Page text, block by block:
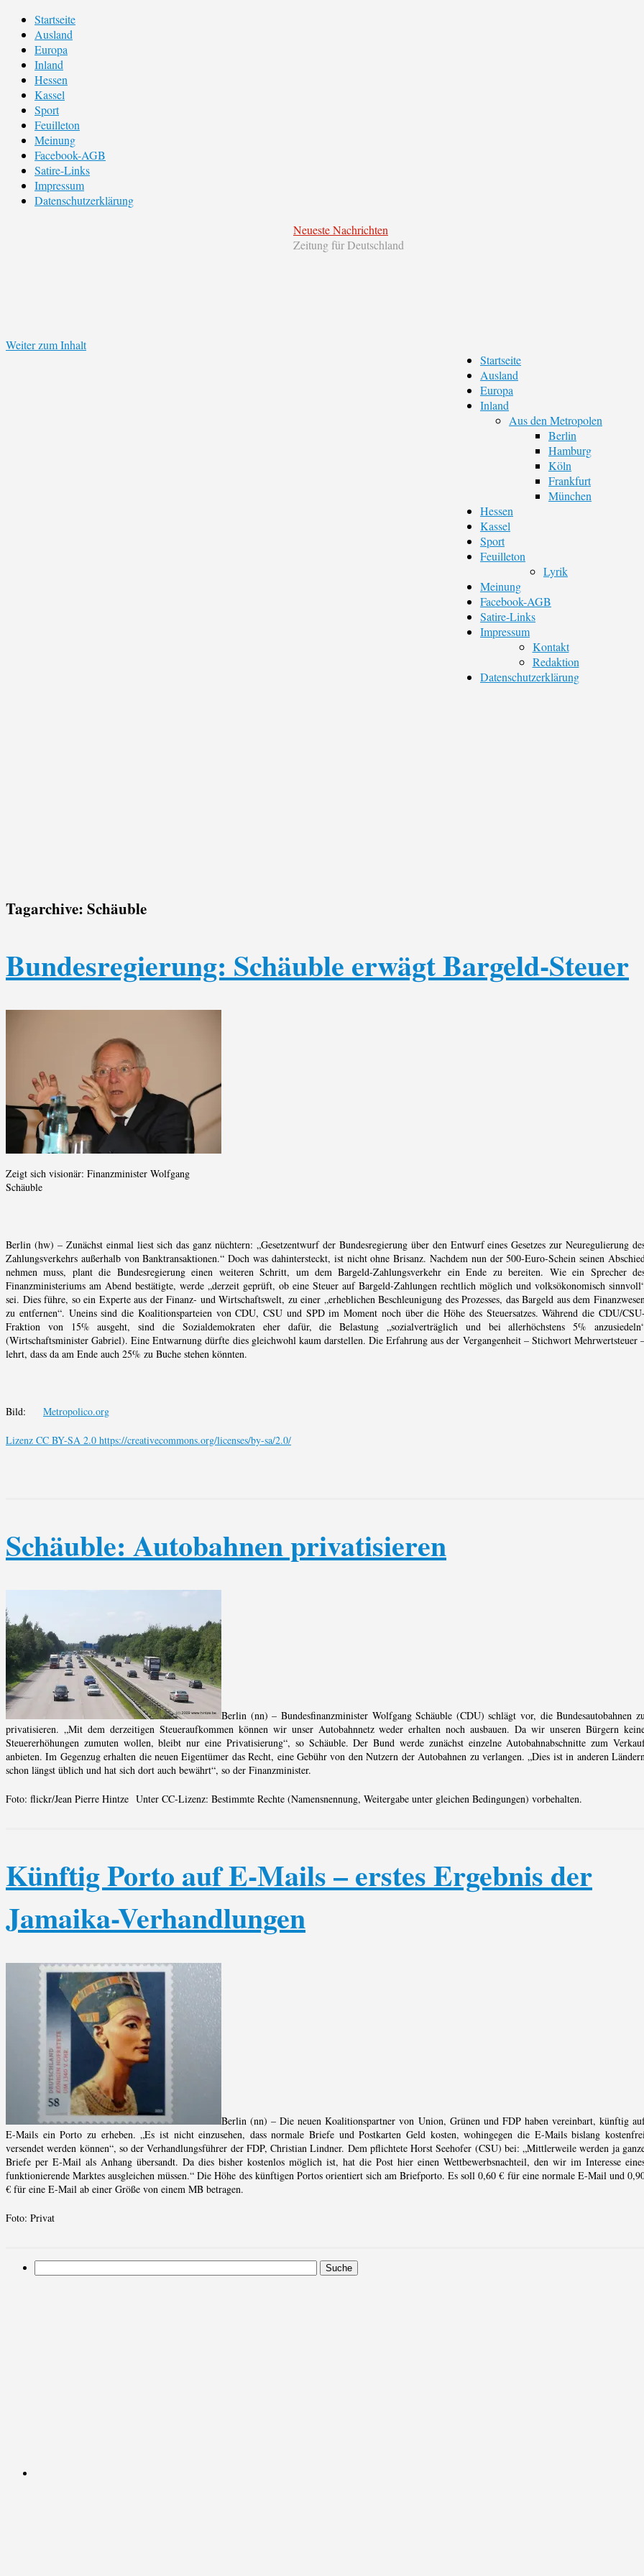
Startseite
Ausland
Europa
Inland
Hessen
Kassel
Sport
Feuilleton
Meinung
Facebook-AGB
Satire-Links
Impressum
Datenschutzerklärung
Neueste Nachrichten
Zeitung für Deutschland
Weiter zum Inhalt
Startseite
Ausland
Europa
Inland
Aus den Metropolen
Berlin
Hamburg
Köln
Frankfurt
München
Hessen
Kassel
Sport
Feuilleton
Lyrik
Meinung
Facebook-AGB
Satire-Links
Impressum
Kontakt
Redaktion
Datenschutzerklärung
Tagarchive: Schäuble
Bundesregierung: Schäuble erwägt Bargeld-Steuer
Zeigt sich visionär: Finanzminister Wolfgang
Schäuble
Berlin (hw) – Zunächst einmal liest sich das ganz nüchtern: „Gesetzentwurf der Bundesregierung über den Entwurf eines Gesetzes zur Neuregulierung
Zahlungsverkehrs außerhalb von Banktransaktionen.“ Doch was dahintersteckt, ist nicht ohne Brisanz. Nachdem nun der 500-Euro-Schein seinen Abschied
nehmen muss, plant die Bundesregierung einen weiteren Schritt, um dem Bargeld-Zahlungsverkehr ein Ende zu bereiten. Wie ein Sprecher
Finanzministeriums am Abend bestätigte, werde „derzeit geprüft, ob eine Steuer auf Bargeld-Zahlungen rechtlich möglich und volksökonomisch
sei. Dies führe, so ein Experte aus der Finanz- und Wirtschaftswelt, zu einer „erheblichen Beschleunigung des Prozesses, das Bargeld aus dem Finanzwesen
zu entfernen“. Uneins sind die Koalitionsparteien von CDU, CSU und SPD im Moment noch über die Höhe des Steuersatzes. Während die CDU/CSU-
Fraktion von 15% ausgeht, sind die Sozialdemokraten eher dafür, die Belastung „sozialverträglich und bei allerhöchstens 5%
(Wirtschaftsminister Gabriel). Eine Entwarnung dürfte dies gleichwohl kaum darstellen. Die Erfahrung aus der Vergangenheit – Stichwort Mehrwertsteuer
lehrt, dass da am Ende auch 25% zu Buche stehen könnten.
Bild: Metropolico.org
Lizenz CC BY-SA 2.0 https://creativecommons.org/licenses/by-sa/2.0/
Schäuble: Autobahnen privatisieren
Berlin (nn) – Bundesfinanzminister Wolfgang Schäuble (CDU) schlägt vor, die Bundesautobahnen
privatisieren. „Mit dem derzeitigen Steueraufkommen können wir unser Autobahnnetz weder erhalten noch ausbauen. Da wir unseren Bürgern
Steuererhöhungen zumuten wollen, bleibt nur eine Privatisierung“, so Schäuble. Der Bund werde zunächst einzelne Autobahnabschnitte zum
anbieten. Im Gegenzug erhalten die neuen Eigentümer das Recht, eine Gebühr von den Nutzern der Autobahnen zu verlangen. „Dies ist in anderen
schon längst üblich und hat sich dort auch bewährt“, so der Finanzminister.
Foto: flickr/Jean Pierre Hintze Unter CC-Lizenz: Bestimmte Rechte (Namensnennung, Weitergabe unter gleichen Bedingungen) vorbehalten.
Künftig Porto auf E-Mails – erstes Ergebnis der
Jamaika-Verhandlungen
Berlin (nn) – Die neuen Koalitionspartner von Union, Grünen und FDP haben vereinbart, künftig
E-Mails ein Porto zu erheben. „Es ist nicht einzusehen, dass normale Briefe und Postkarten Geld kosten, wohingegen die E-Mails bislang kostenfrei
versendet werden können“, so der Verhandlungsführer der FDP, Christian Lindner. Dem pflichtete Horst Seehofer (CSU) bei: „Mittlerweile werden ja
Briefe per E-Mail als Anhang übersandt. Da dies bisher kostenlos möglich ist, hat die Post hier einen Wettbewerbsnachteil, den wir im Interesse
funktionierende Marktes ausgleichen müssen.“ Die Höhe des künftigen Portos orientiert sich am Briefporto. Es soll 0,60 € für eine normale E-Mail und
€ für eine E-Mail ab einer Größe von einem MB betragen.
Foto: Privat